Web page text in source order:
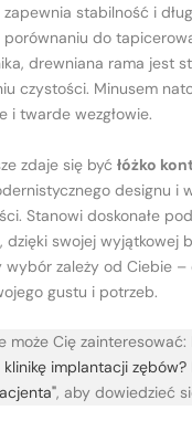
zapewnia stabilność i
porównaniu do
drewniana rama jest
czystości. Minusem
i twarde wezgłowie.
zdaje się byćłóżko
designu i
Stanowi doskonałe
dzięki swojej wyjątkowej
wybór zależy od Ciebie –
gustu i potrzeb.
może Cię zainteresować:
implantacji zębów?
, aby dowiedzieć